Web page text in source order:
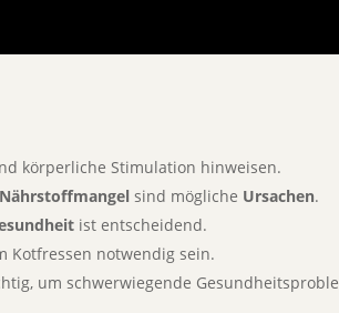
körperliche Stimulation hinweisen.
Nährstoffmangel sind mögliche Ursachen.
ist entscheidend.
Kotfressen notwendig sein.
um schwerwiegende